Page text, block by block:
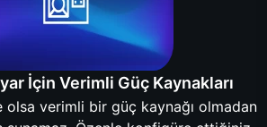
İçin Verimli Güç Kaynakları
olsa verimli bir güç kaynağı olmadan